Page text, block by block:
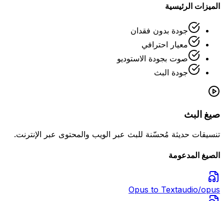
الميزات الرئيسية
جودة بدون فقدان
معيار احترافي
صوت بجودة الاستوديو
جودة البث
صيغ البث
تنسيقات حديثة مُحسّنة للبث عبر الويب والمحتوى عبر الإنترنت.
الصيغ المدعومة
Opus to Textaudio/opus